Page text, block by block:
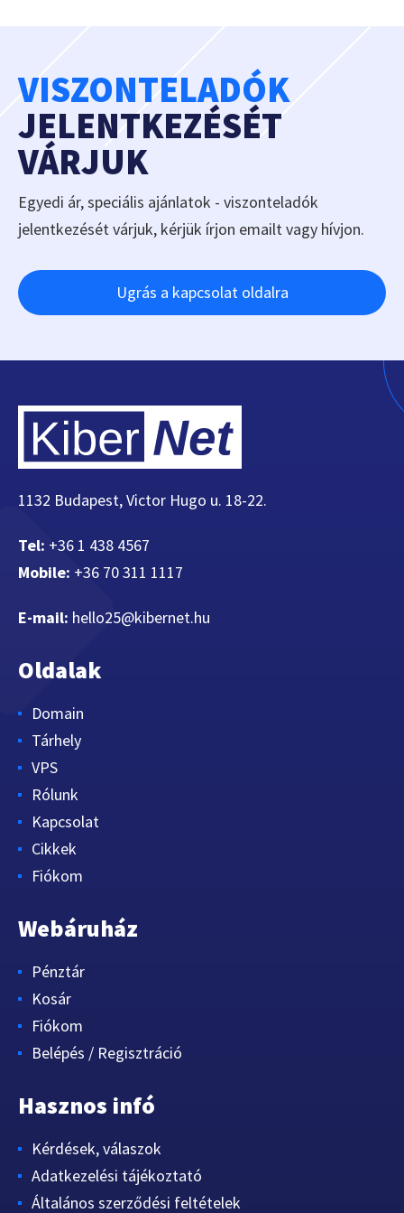
VISZONTELADÓK
JELENTKEZÉSÉT
VÁRJUK
Egyedi ár, speciális ajánlatok - viszonteladók
jelentkezését várjuk, kérjük írjon emailt vagy hívjon.
Ugrás a kapcsolat oldalra
1132 Budapest, Victor Hugo u. 18-22.
Tel: +36 1 438 4567
Mobile: +36 70 311 1117
E-mail: hello25@kibernet.hu
Oldalak
Domain
Tárhely
VPS
Rólunk
Kapcsolat
Cikkek
Fiókom
Webáruház
Pénztár
Kosár
Fiókom
Belépés / Regisztráció
Hasznos infó
Kérdések, válaszok
Adatkezelési tájékoztató
Általános szerződési feltételek